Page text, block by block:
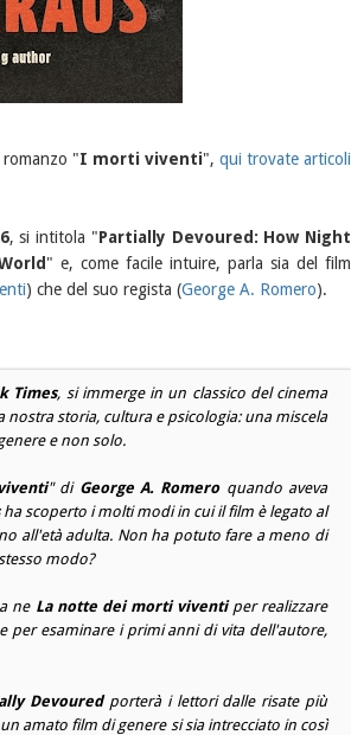
romanzo "I morti viventi", qui trovate articoli
, si intitola "Partially Devoured: How Night
" e, come facile intuire, parla sia del film
) che del suo regista (George A. Romero).
Times, si immerge in un classico del cinema
storia, cultura e psicologia: una miscela
e non solo.
" di George A. Romeroquando aveva
ha scoperto i molti modi in cui il film è legato al
all'età adulta. Non ha potuto fare a meno di
modo?
ne La notte dei morti viventiper realizzare
per esaminare i primi anni di vita dell'autore,
Devouredporterà i lettori dalle risate più
amato film di genere si sia intrecciato in così